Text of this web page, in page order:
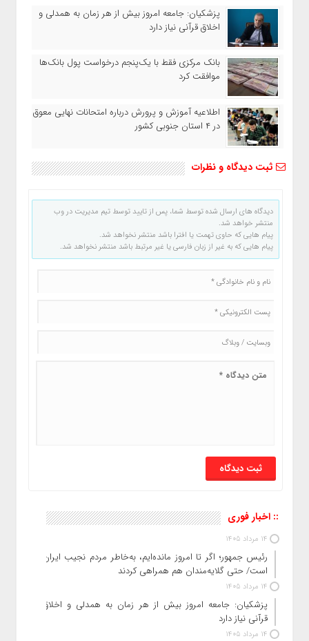
پزشکیان: جامعه امروز بیش از هر زمان به همدلی و
اخلاق قرآنی نیاز دارد
بانک مرکزی فقط با یک‌‎پنجم درخواست پول بانک‌ها
موافقت کرد
اطلاعیه آموزش و پرورش درباره امتحانات نهایی معوق
در ۴ استان جنوبی کشور
ثبت دیدگاه و نظرات
دیدگاه های ارسال شده توسط شما، پس از تایید توسط تیم مدیریت در وب
منتشر خواهد شد.
پیام هایی که حاوی تهمت یا افترا باشد منتشر نخواهد شد.
پیام هایی که به غیر از زبان فارسی یا غیر مرتبط باشد منتشر نخواهد شد.
:: اخبار فوری
14 مرداد 1405
رئیس‌ جمهور؛ اگر تا امروز مانده‌ایم، به‌خاطر مردم نجیب ایران
است/ حتی گلایه‌مندان هم همراهی کردند
14 مرداد 1405
پزشکیان: جامعه امروز بیش از هر زمان به همدلی و اخلاق
قرآنی نیاز دارد
14 مرداد 1405